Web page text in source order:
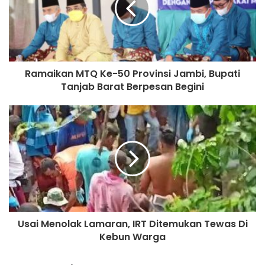
Ramaikan MTQ Ke-50 Provinsi Jambi, Bupati
Tanjab Barat Berpesan Begini
Usai Menolak Lamaran, IRT Ditemukan Tewas Di
Kebun Warga